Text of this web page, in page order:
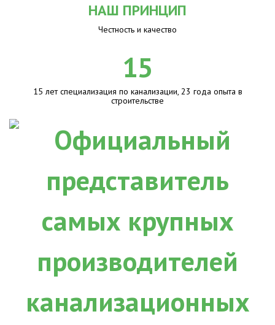
НАШ ПРИНЦИП
Честность и качество
15
15 лет специализация по канализации, 23 года опыта в
строительстве